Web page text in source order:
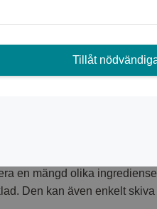
och blanda till kaksmet!
i diskmaskinens övre del.
omfattande användning
en arbetskapacitet på en
bearbetning
en mängd olika
Den kan även enkelt
Tillåt